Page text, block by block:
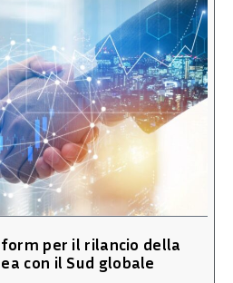
per il rilancio della
con il Sud globale